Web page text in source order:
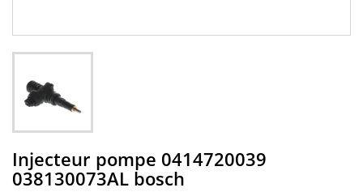
Injecteur pompe 0414720039
038130073AL bosch